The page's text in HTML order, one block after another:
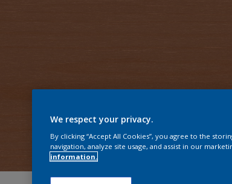
We respect your privacy.
By clicking “Accept All Cookies”, you agree to the
navigation, analyze site usage, and assist in our
information.